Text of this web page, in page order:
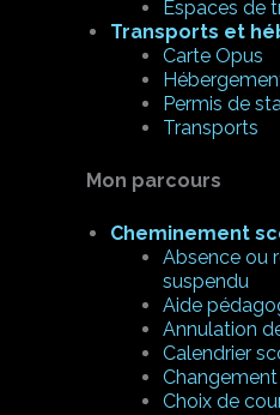
Espaces de
Transports et
Carte Opus
Permis de
Transports
Mon parcours
Cheminement
Absence ou
suspendu
Aide
Annulation
Calendrier
Choix de